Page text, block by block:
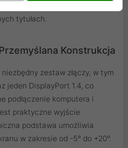
tytułach.
Konstrukcja
zestaw złączy, w tym
jeden DisplayPort 1.4, co
podłączenie komputera i
praktyczne wyjście
podstawa umożliwia
w zakresie od -5° do +20°.